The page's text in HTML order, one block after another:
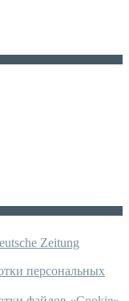
Zeitung
персональных